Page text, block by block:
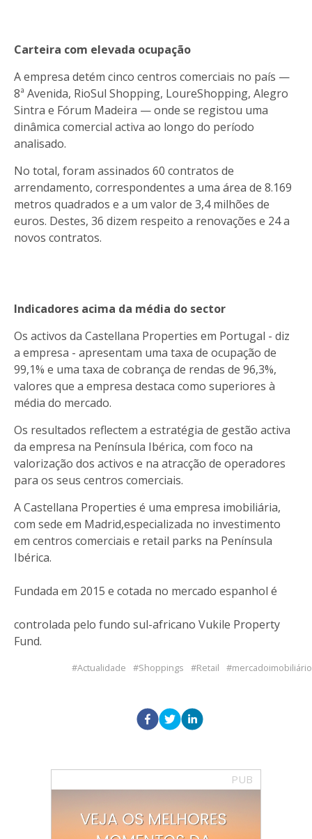
Carteira com elevada ocupação
A empresa detém cinco centros comerciais no país —
8ª Avenida, RioSul Shopping, LoureShopping, Alegro
Sintra e Fórum Madeira — onde se registou uma
dinâmica comercial activa ao longo do período
analisado.
No total, foram assinados 60 contratos de
arrendamento, correspondentes a uma área de 8.169
metros quadrados e a um valor de 3,4 milhões de
euros. Destes, 36 dizem respeito a renovações e 24 a
novos contratos.
Indicadores acima da média do sector
Os activos da Castellana Properties em Portugal - diz
a empresa - apresentam uma taxa de ocupação de
99,1% e uma taxa de cobrança de rendas de 96,3%,
valores que a empresa destaca como superiores à
média do mercado.
Os resultados reflectem a estratégia de gestão activa
da empresa na Península Ibérica, com foco na
valorização dos activos e na atracção de operadores
para os seus centros comerciais.
A Castellana Properties é uma empresa imobiliária,
com sede em Madrid,especializada no investimento
em centros comerciais e retail parks na Península
Ibérica.
Fundada em 2015 e cotada no mercado espanhol é
controlada pelo fundo sul-africano Vukile Property
Fund.
Actualidade Shoppings Retail mercadoimobiliário
PUB